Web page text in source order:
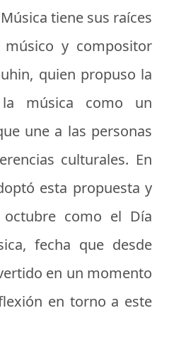
tiene sus raíces
y compositor
, quien propuso la
música como un
une a las personas
culturales. En
esta propuesta y
como el Día
fecha que desde
en un momento
en torno a este